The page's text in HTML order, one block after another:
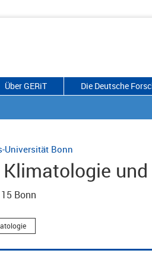
Über GERiT Die Deutsche
Universität Bonn
Bonn